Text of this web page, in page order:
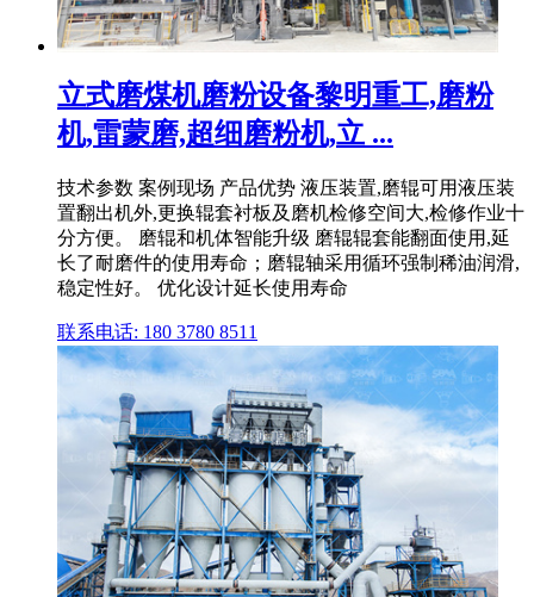
立式磨煤机磨粉设备黎明重工,磨粉
机,雷蒙磨,超细磨粉机,立 ...
技术参数 案例现场 产品优势 液压装置,磨辊可用液压装
置翻出机外,更换辊套衬板及磨机检修空间大,检修作业十
分方便。 磨辊和机体智能升级 磨辊辊套能翻面使用,延
长了耐磨件的使用寿命；磨辊轴采用循环强制稀油润滑,
稳定性好。 优化设计延长使用寿命
联系电话: 180 3780 8511